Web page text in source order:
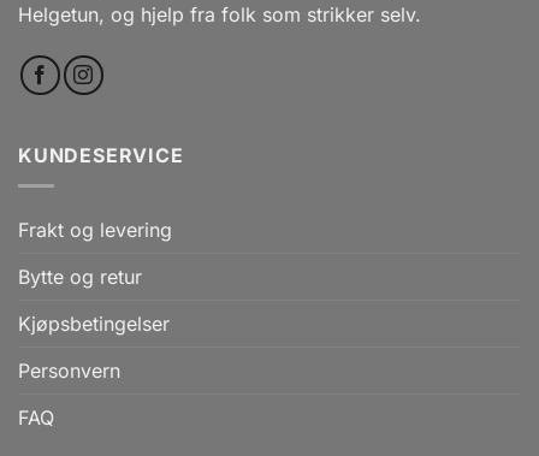
Helgetun, og hjelp fra folk som strikker selv.
KUNDESERVICE
Frakt og levering
Bytte og retur
Kjøpsbetingelser
Personvern
FAQ